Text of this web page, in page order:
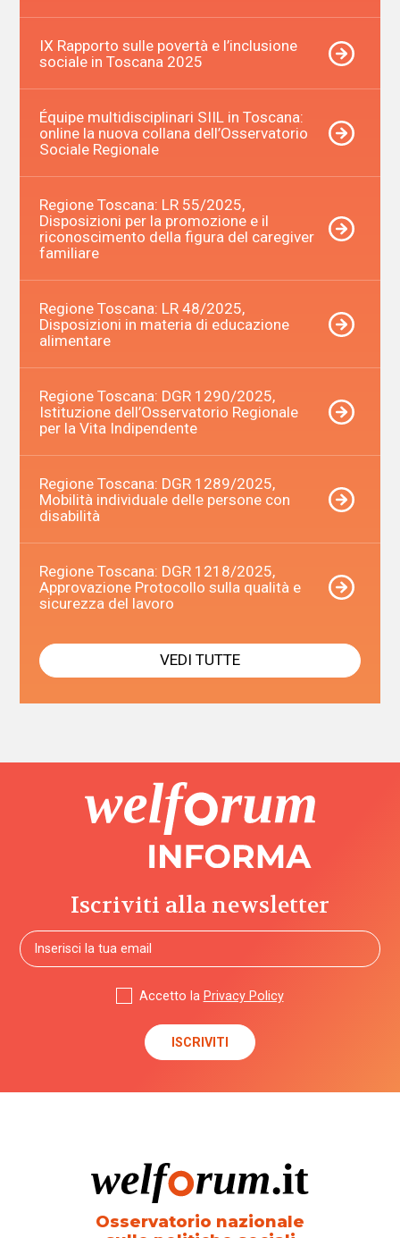
IX Rapporto sulle povertà e l’inclusione
sociale in Toscana 2025
Équipe multidisciplinari SIIL in Toscana:
online la nuova collana dell’Osservatorio
Sociale Regionale
Regione Toscana: LR 55/2025,
Disposizioni per la promozione e il
riconoscimento della figura del caregiver
familiare
Regione Toscana: LR 48/2025,
Disposizioni in materia di educazione
alimentare
Regione Toscana: DGR 1290/2025,
Istituzione dell’Osservatorio Regionale
per la Vita Indipendente
Regione Toscana: DGR 1289/2025,
Mobilità individuale delle persone con
disabilità
Regione Toscana: DGR 1218/2025,
Approvazione Protocollo sulla qualità e
sicurezza del lavoro
VEDI TUTTE
Iscriviti alla newsletter
Accetto la Privacy Policy
Osservatorio nazionale